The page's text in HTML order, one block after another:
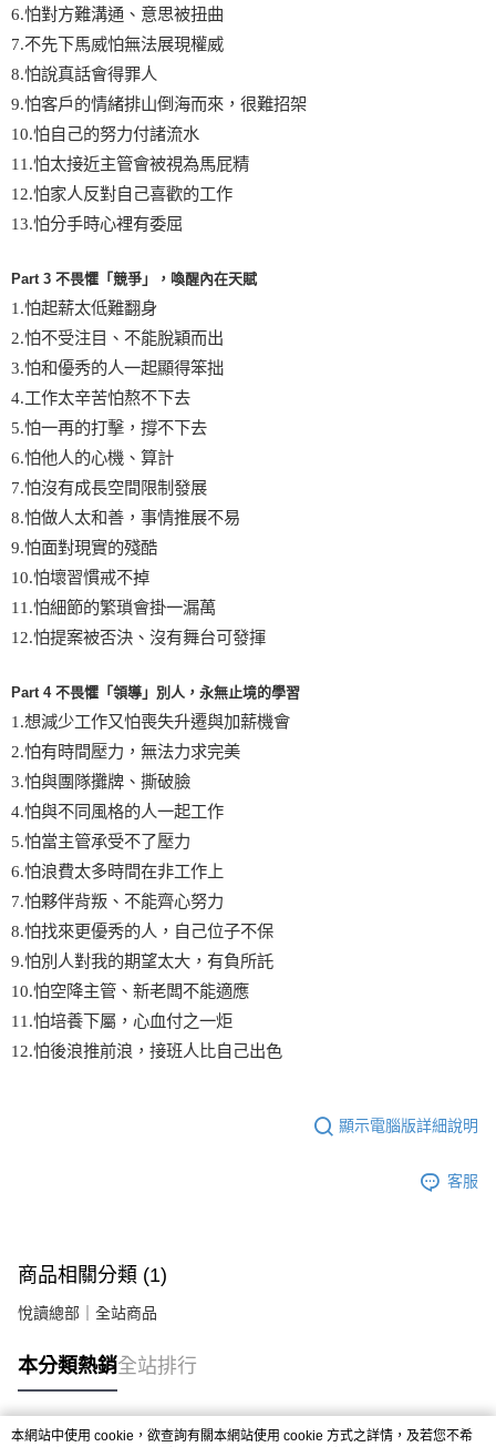
6.怕對方難溝通、意思被扭曲
7.不先下馬威怕無法展現權威
8.怕說真話會得罪人
9.怕客戶的情緒排山倒海而來，很難招架
10.怕自己的努力付諸流水
11.怕太接近主管會被視為馬屁精
12.怕家人反對自己喜歡的工作
13.怕分手時心裡有委屈
Part 3 不畏懼「競爭」，喚醒內在天賦
1.怕起薪太低難翻身
2.怕不受注目、不能脫穎而出
3.怕和優秀的人一起顯得笨拙
4.工作太辛苦怕熬不下去
5.怕一再的打擊，撐不下去
6.怕他人的心機、算計
7.怕沒有成長空間限制發展
8.怕做人太和善，事情推展不易
9.怕面對現實的殘酷
10.怕壞習慣戒不掉
11.怕細節的繁瑣會掛一漏萬
12.怕提案被否決、沒有舞台可發揮
Part 4 不畏懼「領導」別人，永無止境的學習
1.想減少工作又怕喪失升遷與加薪機會
2.怕有時間壓力，無法力求完美
3.怕與團隊攤牌、撕破臉
4.怕與不同風格的人一起工作
5.怕當主管承受不了壓力
6.怕浪費太多時間在非工作上
7.怕夥伴背叛、不能齊心努力
8.怕找來更優秀的人，自己位子不保
9.怕別人對我的期望太大，有負所託
10.怕空降主管、新老闆不能適應
11.怕培養下屬，心血付之一炬
12.怕後浪推前浪，接班人比自己出色
顯示電腦版詳細說明
客服
商品相關分類 (1)
悅讀總部｜全站商品
本分類熱銷全站排行
本網站中使用 cookie，欲查詢有關本網站使用 cookie 方式之詳情，及若您不希